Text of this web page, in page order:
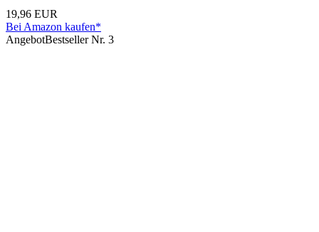
19,96 EUR
Bei Amazon kaufen*
AngebotBestseller Nr. 3